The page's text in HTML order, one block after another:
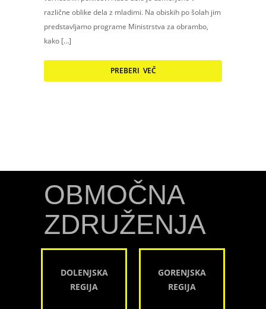
različne oblike dela z mladimi. Na obiskih po šolah jim
predstavljamo programe Ministrstva za obrambo,
kako […]
PREBERI VEČ
OBMOČNA
ZDRUŽENJA
DOLENJSKA
REGIJA
GORENJSKA
REGIJA